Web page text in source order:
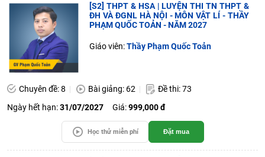
[S2] THPT & HSA | LUYỆN THI TN THPT &
ĐH VÀ ĐGNL HÀ NỘI - MÔN VẬT LÍ - THẦY
PHẠM QUỐC TOẢN - NĂM 2027
Giáo viên:Thầy Phạm Quốc Toản
Chuyên đề: 8 Bài giảng: 62
Đề thi: 73
Ngày hết hạn:31/07/2027 Giá:999,000 đ
Học thử miễn phí Đặt mua